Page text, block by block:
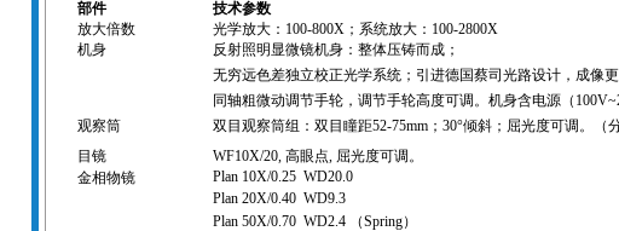
部件
技术参数
放大倍数
光学放大：100-800X；系统放大：100-2800X
机身
反射照明显微镜机身：整体压铸而成；
无穷远色差独立校正光学系统； 引进德国蔡司光路设计，成像
同轴粗微动调节手轮，调节手轮高度可调。机身含电源（
观察筒
双目观察筒组：双目瞳距52-75mm ；30°倾斜；屈光度可调。
（
目镜
WF10X/20,高眼点, 屈光度可调。
金相物镜
Plan 10X/0.25 WD20.0
Plan 20X/0.40 WD9.3
Plan 50X/0.70 WD2.4 （Spring）